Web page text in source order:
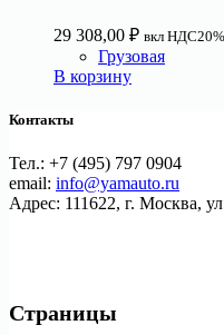
29 308,00 ₽ вкл НДС20%
Грузовая
В корзину
Контакты
Тел.: +7 (495) 797 0904
email: info@yamauto.ru
Адрес: 111622, г. Москва,
Страницы